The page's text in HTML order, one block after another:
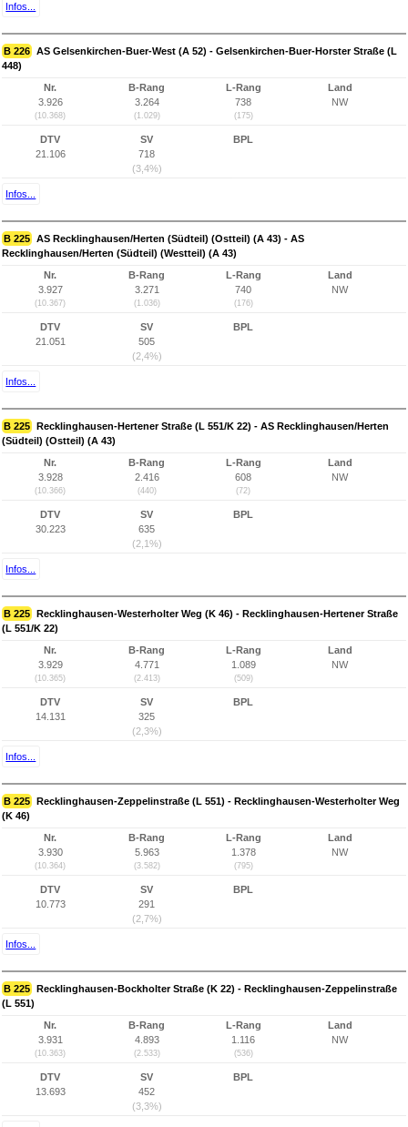
Infos...
B 226 AS Gelsenkirchen-Buer-West (A 52) - Gelsenkirchen-Buer-Horster Straße (L
448)
Nr.
3.926
(10.368)
B-Rang
3.264
(1.029)
L-Rang
738
(175)
Land
NW
DTV
21.106
SV
718
(3,4%)
BPL
Infos...
B 225 AS Recklinghausen/Herten (Südteil) (Ostteil) (A 43) - AS
Recklinghausen/Herten (Südteil) (Westteil) (A 43)
Nr.
3.927
(10.367)
B-Rang
3.271
(1.036)
L-Rang
740
(176)
Land
NW
DTV
21.051
SV
505
(2,4%)
BPL
Infos...
B 225 Recklinghausen-Hertener Straße (L 551/K 22) - AS Recklinghausen/Herten
(Südteil) (Ostteil) (A 43)
Nr.
3.928
(10.366)
B-Rang
2.416
(440)
L-Rang
608
(72)
Land
NW
DTV
30.223
SV
635
(2,1%)
BPL
Infos...
B 225 Recklinghausen-Westerholter Weg (K 46) - Recklinghausen-Hertener Straße
(L 551/K 22)
Nr.
3.929
(10.365)
B-Rang
4.771
(2.413)
L-Rang
1.089
(509)
Land
NW
DTV
14.131
SV
325
(2,3%)
BPL
Infos...
B 225 Recklinghausen-Zeppelinstraße (L 551) - Recklinghausen-Westerholter Weg
(K 46)
Nr.
3.930
(10.364)
B-Rang
5.963
(3.582)
L-Rang
1.378
(795)
Land
NW
DTV
10.773
SV
291
(2,7%)
BPL
Infos...
B 225 Recklinghausen-Bockholter Straße (K 22) - Recklinghausen-Zeppelinstraße
(L 551)
Nr.
3.931
(10.363)
B-Rang
4.893
(2.533)
L-Rang
1.116
(536)
Land
NW
DTV
13.693
SV
452
(3,3%)
BPL